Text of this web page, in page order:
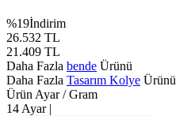
%19İndirim
26.532 TL
21.409 TL
Daha Fazla bende Ürünü
Daha Fazla Tasarım Kolye Ürünü
Ürün Ayar / Gram
14 Ayar |